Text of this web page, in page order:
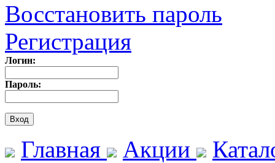
Восстановить пароль
Регистрация
Логин:
Пароль:
Главная Акции